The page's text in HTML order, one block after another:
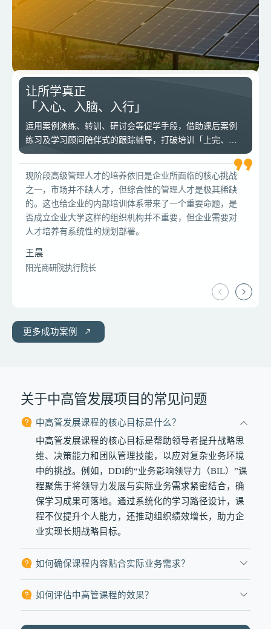
让所学真正
「入心、入脑、入行」
运用案例演练、转训、研讨会等促学手段，借助课后案例
练习及学习顾问陪伴式的跟踪辅导，打破培训「上完、考
完、忘完」的困境
现阶段高级管理人才的培养依旧是企业所面临的核心挑战
之一，市场并不缺人才，但综合性的管理人才是极其稀缺
的。这也给企业的内部培训体系带来了一个重要命题，是
否成立企业大学这样的组织机构并不重要，但企业需要对
人才培养有系统性的规划部署。
王晨
阳光商研院执行院长
五期辐射150多位中高管后备
DDI与集团党校密切配合，由上至下贯穿集团理念，同时，
项目规划兼顾共性与个性需求，得到集团高层的高度关注
与赞扬。
企业加速转型与变革，大型国有集团应当更加重视干部年
轻化问题，激发组织活力，避免梯队断层阻碍战略落地。
企业应当从业务战略与文化出发，重新审视人才战略，梳
理人才挑战与痛点，及早弥补短板，大力挖掘并培养人
才，助力组织安然穿越周期。
更多成功案例
关于中高管发展项目的常见问题
中高管发展课程的核心目标是什么？
中高管发展课程的核心目标是帮助领导者提升战略思
维、决策能力和团队管理技能，以应对复杂业务环境
中的挑战。例如，DDI的“业务影响领导力（BIL）”课
程聚焦于将领导力发展与实际业务需求紧密结合，确
保学习成果可落地。通过系统化的学习路径设计，课
程不仅提升个人能力，还推动组织绩效增长，助力企
业实现长期战略目标。
如何确保课程内容贴合实际业务需求？
如何评估中高管课程的效果？